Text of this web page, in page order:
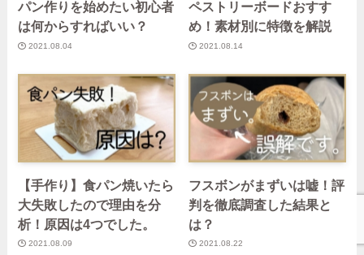
パン作りを始めたい初心者
は何からすればいい？
2021.08.04
ペストリーボードおすす
め！素材別に特徴を解説
2021.08.14
【手作り】食パン焼いたら
大失敗したので理由を分
析！原因は4つでした。
2021.08.09
フスボンがまずいは嘘！評
判を徹底調査した結果と
は？
2021.08.22